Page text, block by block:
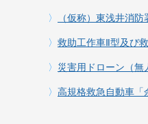
〉 （仮称）東浅井消
〉 救助工作車Ⅱ型及び
〉 災害用ドローン（無
〉 高規格救急自動車「